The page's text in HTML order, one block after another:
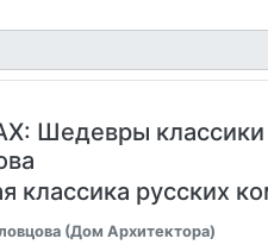
Шедевры классики
классика русских
(Дом Архитектора)